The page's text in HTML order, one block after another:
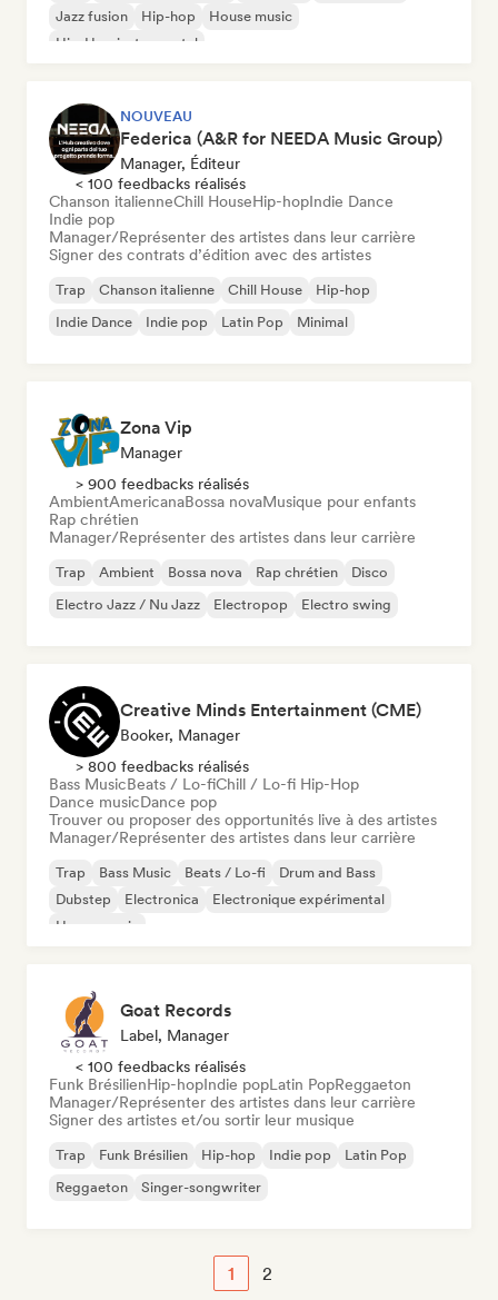
Jazz fusion
Hip-hop
House music
Hip-Hop instrumental
NOUVEAU
Federica (A&R for NEEDA Music Group)
Manager, Éditeur
< 100 feedbacks réalisés
Chanson italienneChill HouseHip-hopIndie Dance
Indie pop
Manager/Représenter des artistes dans leur carrière
Signer des contrats d’édition avec des artistes
Trap Chanson italienne Chill House
Hip-hop
Indie Dance
Indie pop Latin Pop Minimal
Zona Vip
Manager
> 900 feedbacks réalisés
AmbientAmericanaBossa novaMusique pour enfants
Rap chrétien
Manager/Représenter des artistes dans leur carrière
Trap Ambient Bossa nova Rap chrétien
Disco
Electro Jazz / Nu Jazz
Electropop Electro swing
Creative Minds Entertainment (CME)
Booker, Manager
> 800 feedbacks réalisés
Bass MusicBeats / Lo-fiChill / Lo-fi Hip-Hop
Dance musicDance pop
Trouver ou proposer des opportunités live à des artistes
Manager/Représenter des artistes dans leur carrière
Trap Bass Music Beats / Lo-fi
Drum and Bass
Dubstep
Electronica
Electronique expérimental
House music
Goat Records
Label, Manager
< 100 feedbacks réalisés
Funk BrésilienHip-hopIndie popLatin PopReggaeton
Manager/Représenter des artistes dans leur carrière
Signer des artistes et/ou sortir leur musique
Trap Funk Brésilien Hip-hop Indie pop
Latin Pop
Reggaeton
Singer-songwriter
1 2